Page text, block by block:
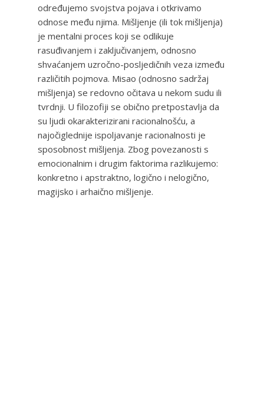
određujemo svojstva pojava i otkrivamo
odnose među njima. Mišljenje (ili tok mišljenja)
je mentalni proces koji se odlikuje
rasuđivanjem i zaključivanjem, odnosno
shvaćanjem uzročno-posljedičnih veza između
različitih pojmova. Misao (odnosno sadržaj
mišljenja) se redovno očitava u nekom sudu ili
tvrdnji. U filozofiji se obično pretpostavlja da
su ljudi okarakterizirani racionalnošću, a
najočiglednije ispoljavanje racionalnosti je
sposobnost mišljenja. Zbog povezanosti s
emocionalnim i drugim faktorima razlikujemo:
konkretno i apstraktno, logično i nelogično,
magijsko i arhaično mišljenje.